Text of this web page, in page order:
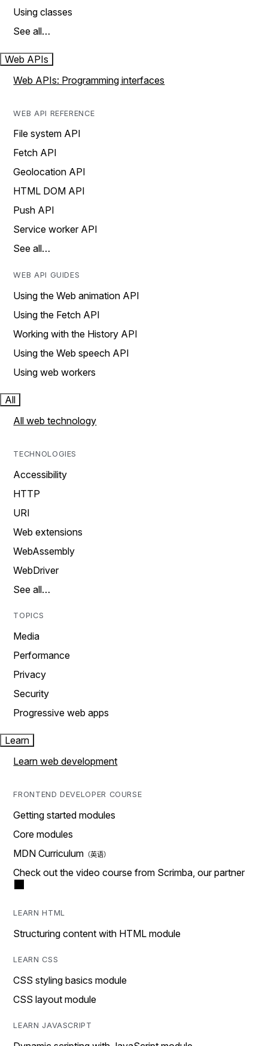
Using classes
See all…
Web APIs
Web APIs: Programming interfaces
WEB API REFERENCE
File system API
Fetch API
Geolocation API
HTML DOM API
Push API
Service worker API
See all…
WEB API GUIDES
Using the Web animation API
Using the Fetch API
Working with the History API
Using the Web speech API
Using web workers
All
All web technology
TECHNOLOGIES
Accessibility
HTTP
URI
Web extensions
WebAssembly
WebDriver
See all…
TOPICS
Media
Performance
Privacy
Security
Progressive web apps
Learn
Learn web development
FRONTEND DEVELOPER COURSE
Getting started modules
Core modules
MDN Curriculum
Check out the video course from Scrimba, our partner
LEARN HTML
Structuring content with HTML module
LEARN CSS
CSS styling basics module
CSS layout module
LEARN JAVASCRIPT